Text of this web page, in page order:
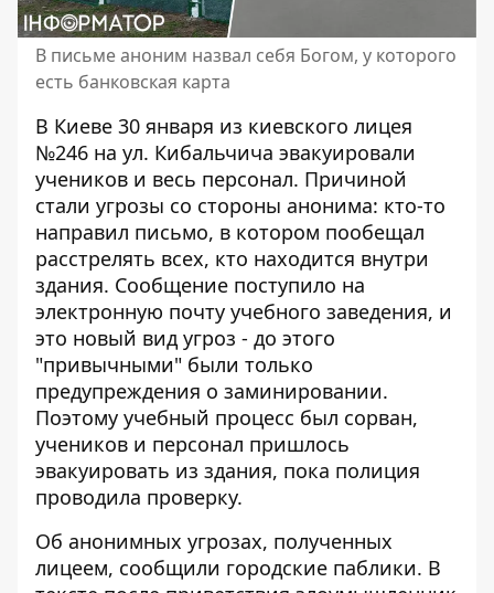
В письме аноним назвал себя Богом, у которого
есть банковская карта
В Киеве 30 января из киевского лицея
№246 на ул. Кибальчича эвакуировали
учеников и весь персонал. Причиной
стали угрозы со стороны анонима: кто-то
направил письмо, в котором пообещал
расстрелять всех, кто находится внутри
здания. Сообщение поступило на
электронную почту учебного заведения, и
это новый вид угроз - до этого
"привычными" были только
предупреждения о заминировании.
Поэтому учебный процесс был сорван,
учеников и персонал пришлось
эвакуировать из здания, пока полиция
проводила проверку.
Об анонимных угрозах, полученных
лицеем, сообщили городские паблики. В